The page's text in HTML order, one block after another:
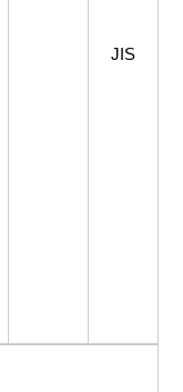
JIS